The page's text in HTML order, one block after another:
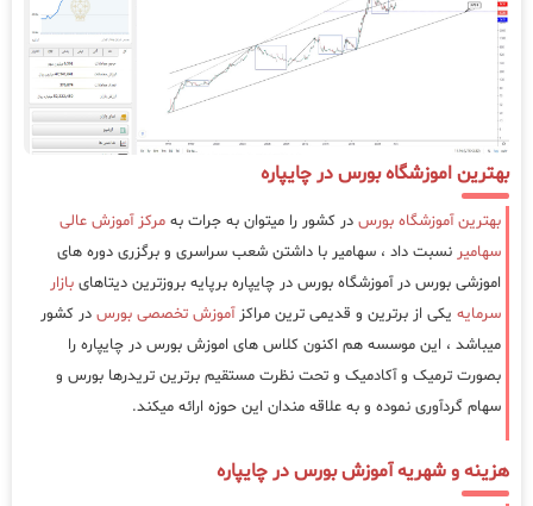
بهترین اموزشگاه بورس در چایپاره
بهترین آموزشگاه بورس در کشور را میتوان به جرات به مرکز آموزش عالی
سهامیر نسبت داد ، سهامیر با داشتن شعب سراسری و برگزری دوره های
اموزشی بورس در آموزشگاه بورس در چایپاره برپایه بروزترین دیتاهای بازار
سرمایه یکی از برترین و قدیمی ترین مراکزآموزش تخصصی بورس در کشور
میباشد ، این موسسه هم اکنون کلاس های اموزش بورس در چایپاره را
بصورت ترمیک و آکادمیک و تحت نظرت مستقیم برترین تریدرها بورس و
سهام گردآوری نموده و به علاقه مندان این حوزه ارائه میکند.
هزینه و شهریه آموزش بورس در چایپاره